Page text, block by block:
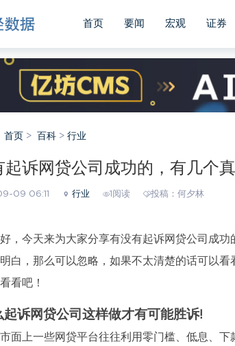
首页 要闻 宏观 证券
首页 > 百科 > 行业
起诉网贷公司成功的，有几个
09 06:11 行业 1阅读 投稿 ：何夕林
，今天来为大家分享有没有起诉网贷公司成
白，那么可以忽略，如果不太清楚的话可以
看吧！
起诉网贷公司这样做才有可能胜诉!
面上一些网贷平台往往利用零门槛、低息、